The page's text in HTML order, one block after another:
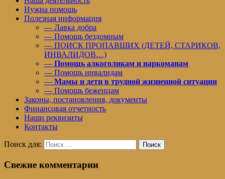
Нужна помощь
Полезная информация
— Лавка добра
— Помощь бездомным
— ПОИСК ПРОПАВШИХ (ДЕТЕЙ, СТАРИКОВ,
ИНВАЛИДОВ…)
— Помощь алкоголикам и наркоманам
— Помощь инвалидам
— Мамы и дети в трудной жизненной ситуации
— Помощь беженцам
Законы, постановления, документы
Финансовая отчетность
Наши реквизиты
Контакты
Поиск для: Поиск
Свежие комментарии